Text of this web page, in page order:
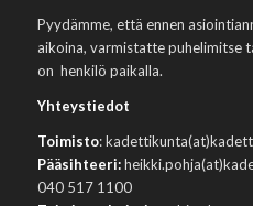
Pyydämme, että ennen
aikoina, varmistatte puhelimitse
on henkilö paikalla.
Yhteystiedot
Toimisto:
Pääsihteeri:
040 517 1100